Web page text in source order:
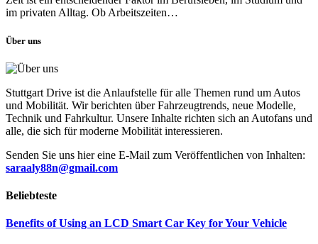
im privaten Alltag. Ob Arbeitszeiten…
Über uns
Stuttgart Drive ist die Anlaufstelle für alle Themen rund um Autos
und Mobilität. Wir berichten über Fahrzeugtrends, neue Modelle,
Technik und Fahrkultur. Unsere Inhalte richten sich an Autofans und
alle, die sich für moderne Mobilität interessieren.
Senden Sie uns hier eine E-Mail zum Veröffentlichen von Inhalten:
saraaly88n@gmail.com
Beliebteste
Benefits of Using an LCD Smart Car Key for Your Vehicle